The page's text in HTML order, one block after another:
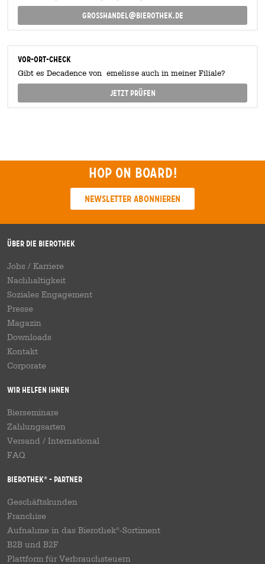
grosshandel@bierothek.de
Vor-Ort-Check
Gibt es Decadence von emelisse auch in meiner Filiale?
Jetzt prüfen
Hop on board!
Newsletter abonnieren
Über die Bierothek
Jobs / Karriere
Nachhaltigkeit
Soziales Engagement
Presse
Magazin
Downloads
Kontakt
Corporate
Wir helfen Ihnen
Bierseminare
Zahlungsarten
Versand / International
FAQ
Bierothek® - Partner
Geschäftskunden
Franchise
Aufnahme in das Bierothek®-Sortiment
B2B und B2F
Plattform für Verbrauchsteuern